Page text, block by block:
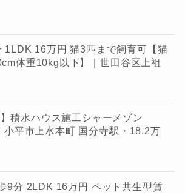
1LDK 16万円 猫3匹まで飼育可【猫
体重10kg以下】｜世田谷区上祖
】積水ハウス施工シャーメゾン
小平市上水本町 国分寺駅・18.2万
9分 2LDK 16万円 ペット共生型賃